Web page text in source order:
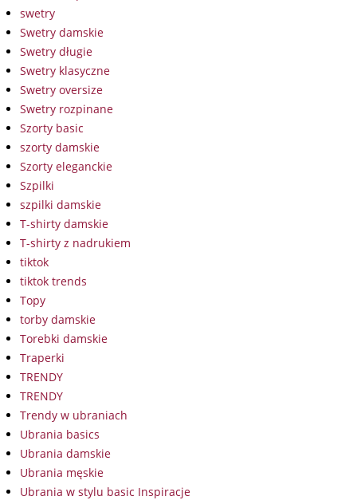
swetry
Swetry damskie
Swetry długie
Swetry klasyczne
Swetry oversize
Swetry rozpinane
Szorty basic
szorty damskie
Szorty eleganckie
Szpilki
szpilki damskie
T-shirty damskie
T-shirty z nadrukiem
tiktok
tiktok trends
Topy
torby damskie
Torebki damskie
Traperki
TRENDY
TRENDY
Trendy w ubraniach
Ubrania basics
Ubrania damskie
Ubrania męskie
Ubrania w stylu basic Inspiracje